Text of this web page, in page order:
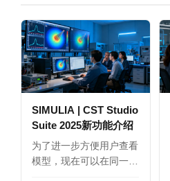
SIMULIA | CST Studio
Suite 2025新功能介绍
为了进一步方便用户查看
模型，现在可以在同一